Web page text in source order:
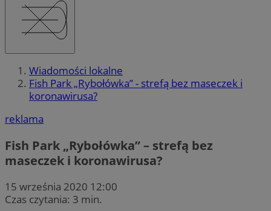
Wiadomości lokalne
Fish Park „Rybołówka” - strefą bez maseczek i
koronawirusa?
reklama
Fish Park „Rybołówka” – strefą bez
maseczek i koronawirusa?
15 września 2020 12:00
Czas czytania: 3 min.